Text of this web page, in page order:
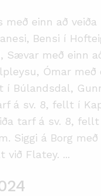
með einn að
Bensi í
Sævar með einn
Ómar með
í Búlandsdal,
á sv. 8, fellt í
tarf á sv. 8,
Siggi á Borg með
við Flatey. ...